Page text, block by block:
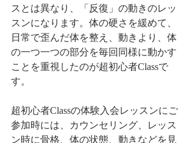
スとは異なり、「反復」の動きのレッ
スンになります。体の硬さを緩めて、
日常で歪んだ体を整え、動きより、体
の一つ一つの部分を毎回同様に動かす
ことを重視したのが超初心者Classで
す。
超初心者Classの体験入会レッスンにご
参加時には、カウンセリング、レッス
ン時に骨格、体の状態、動きなどを見